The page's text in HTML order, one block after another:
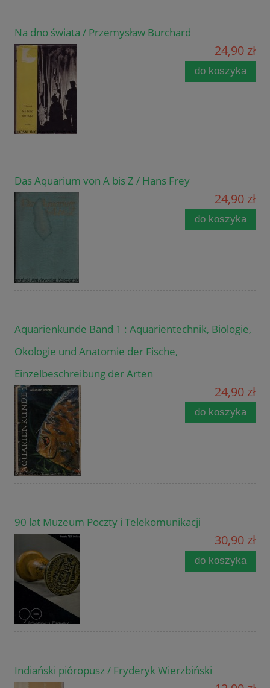
Na dno świata / Przemysław Burchard
24,90 zł
do koszyka
Das Aquarium von A bis Z / Hans Frey
24,90 zł
do koszyka
Aquarienkunde Band 1 : Aquarientechnik, Biologie,
Okologie und Anatomie der Fische,
Einzelbeschreibung der Arten
24,90 zł
do koszyka
90 lat Muzeum Poczty i Telekomunikacji
30,90 zł
do koszyka
Indiański pióropusz / Fryderyk Wierzbiński